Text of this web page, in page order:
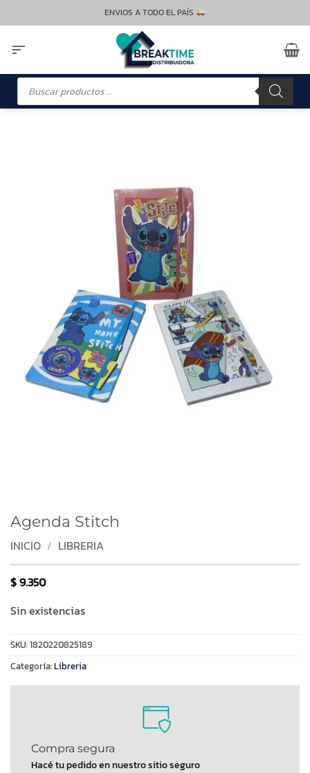
al
contenido
ENVIOS A TODO EL PAÍS
Búsqueda
productos
Agenda Stitch
INICIO / LIBRERIA
$9.350
Sin existencias
SKU:1820220825189
Categoría:Libreria
Compra segura
Hacé tu pedido en nuestro sitio seguro